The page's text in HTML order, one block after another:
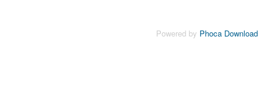
Powered by Phoca Download